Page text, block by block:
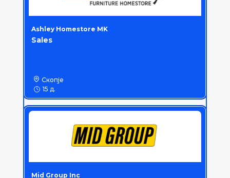
Ashley Homestore MK
Sales
Скопје
15 д.
Mid Group Inc